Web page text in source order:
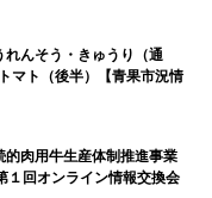
んそう・きゅうり（通
マト（後半）【青果市況情
肉用牛生産体制推進事業
１回オンライン情報交換会